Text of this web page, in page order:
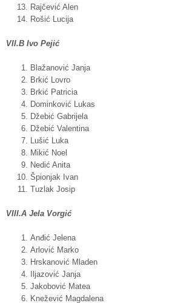
Rajčević Alen
Rošić Lucija
VII.B Ivo Pejić
Blažanović Janja
Brkić Lovro
Brkić Patricia
Dominković Lukas
Džebić Gabrijela
Džebić Valentina
Lušić Luka
Mikić Noel
Nedić Anita
Špionjak Ivan
Tuzlak Josip
VIII.A Jela Vorgić
Anđić Jelena
Arlović Marko
Hrskanović Mladen
Iljazović Janja
Jakobović Matea
Knežević Magdalena